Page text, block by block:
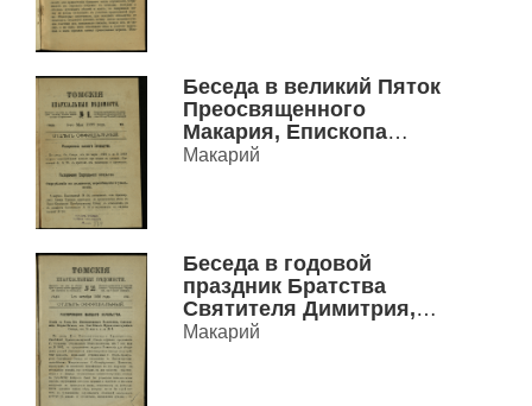
Беседа в великий Пяток
Преосвященного
Макария, Епископа
Томского. Несравнимое
людьми.
Макарий
Беседа в годовой
праздник Братства
Святителя Димитрия,
митрополита
Макарий